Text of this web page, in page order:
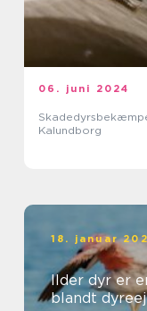
06. juni 2024
Kalundborg
18. januar
Ilder dyr er
blandt